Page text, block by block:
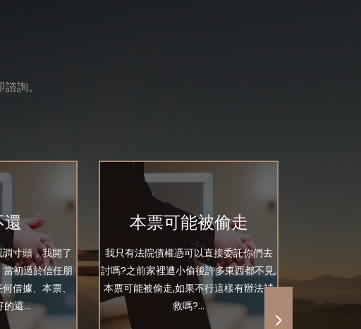
詢。
還
寸頭，我開了
初過於信任朋
借據、本票、
的還...
本票可能被偷走
我只有法院債權憑可以直接委託你們去
討嗎?之前家裡遭小偷後許多東西都不見,
本票可能被偷走,如果不行這樣有辦法補
救嗎?...